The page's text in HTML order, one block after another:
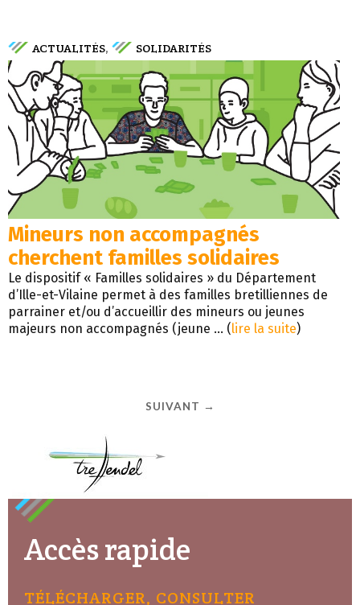
ACTUALITÉS, SOLIDARITÉS
Mineurs non accompagnés
cherchent familles solidaires
Le dispositif « Familles solidaires » du Département
d’Ille-et-Vilaine permet à des familles bretilliennes de
parrainer et/ou d’accueillir des mineurs ou jeunes
majeurs non accompagnés (jeune ... (lire la suite)
SUIVANT →
Accès rapide
TÉLÉCHARGER, CONSULTER